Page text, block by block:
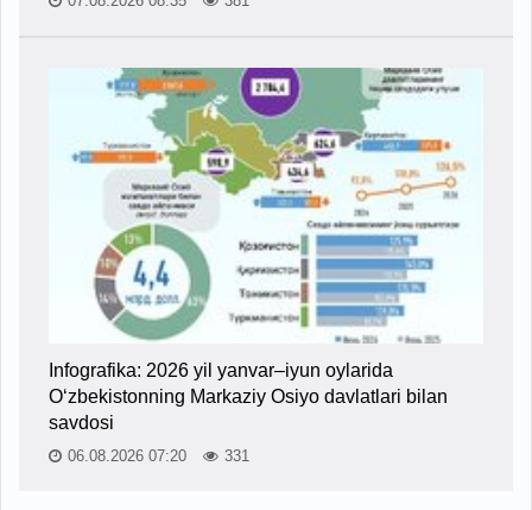
Infografika: 2026 yil yanvar–iyun oylarida
O‘zbekistonning Markaziy Osiyo davlatlari bilan
savdosi
06.08.2026 07:20 331